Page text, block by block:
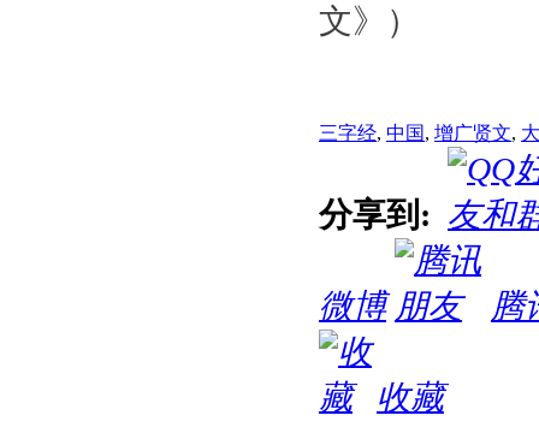
文》）
三字经, 中国, 增广贤文,
分享到:
微博 腾
收藏